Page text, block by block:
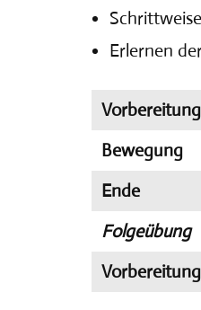
Erlernen
Vorbereitung
Bewegung
Ende
Folgeübung
Vorbereitung